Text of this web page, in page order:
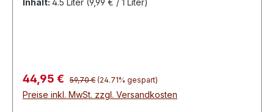
charaktervolle Weine.Im Glas zeigt sich der Wein
in einem tiefdunklen Rot. In der Nase verbinden
sich reife Aromen von roten und dunklen
Inhalt: 4.5 Liter (9,99 € / 1 Liter)
Verkaufspreis:
44,95 € Regulärer Preis:
59,70 € (24.71% gespart)
Preise inkl. MwSt. zzgl. Versandkosten